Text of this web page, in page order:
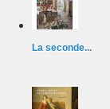
La seconde...